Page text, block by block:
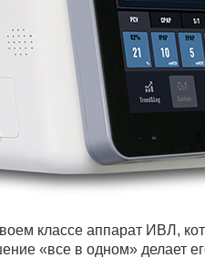
классе аппарат ИВЛ,
«все в одном» делает